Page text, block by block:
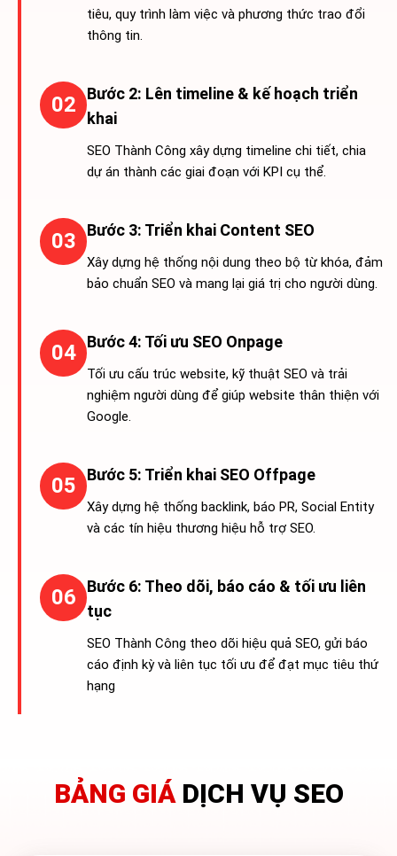
tiêu, quy trình làm việc và phương thức trao đổi
thông tin.
02
Bước 2: Lên timeline & kế hoạch triển
khai
SEO Thành Công xây dựng timeline chi tiết, chia
dự án thành các giai đoạn với KPI cụ thể.
03 Bước 3: Triển khai Content SEO
Xây dựng hệ thống nội dung theo bộ từ khóa, đảm
bảo chuẩn SEO và mang lại giá trị cho người dùng.
04 Bước 4: Tối ưu SEO Onpage
Tối ưu cấu trúc website, kỹ thuật SEO và trải
nghiệm người dùng để giúp website thân thiện với
Google.
05 Bước 5: Triển khai SEO Offpage
Xây dựng hệ thống backlink, báo PR, Social Entity
và các tín hiệu thương hiệu hỗ trợ SEO.
06
Bước 6: Theo dõi, báo cáo & tối ưu liên
tục
SEO Thành Công theo dõi hiệu quả SEO, gửi báo
cáo định kỳ và liên tục tối ưu để đạt mục tiêu thứ
hạng
BẢNG GIÁDỊCH VỤ SEO